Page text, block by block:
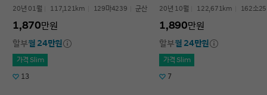
20년 01월 117,121km 129마4239 군산
1,870만원
할부월 24만원
가격 Slim
13
20년 10월 122,671km 162소
1,890만원
할부월 24만원
가격 Slim
7